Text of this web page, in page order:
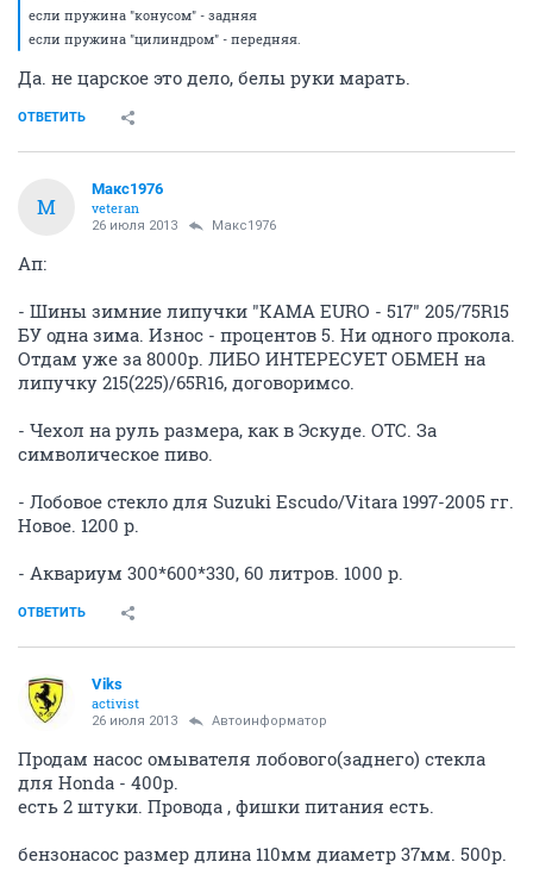
если пружина "конусом" - задняя
если пружина "цилиндром" - передняя.
Да. не царское это дело, белы руки марать.
ОТВЕТИТЬ
М
Макс1976
veteran
26 июля 2013 Макс1976
Ап:
- Шины зимние липучки "KAMA EURO - 517" 205/75R15
БУ одна зима. Износ - процентов 5. Ни одного прокола.
Отдам уже за 8000р. ЛИБО ИНТЕРЕСУЕТ ОБМЕН на
липучку 215(225)/65R16, договоримсо.
- Чехол на руль размера, как в Эскуде. ОТС. За
символическое пиво.
- Лобовое стекло для Suzuki Escudo/Vitara 1997-2005 гг.
Новое. 1200 р.
- Аквариум 300*600*330, 60 литров. 1000 р.
ОТВЕТИТЬ
Viks
activist
26 июля 2013 Автоинформатор
Продам насос омывателя лобового(заднего) стекла
для Honda - 400р.
есть 2 штуки. Провода , фишки питания есть.
бензонасос размер длина 110мм диаметр 37мм. 500р.